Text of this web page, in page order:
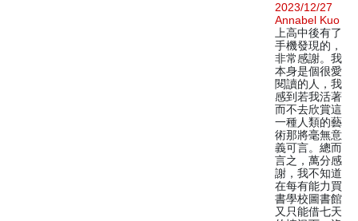
2023/12/27
Annabel Kuo
上高中後有了
手機發現的，
非常感謝。我
本身是個很愛
閱讀的人，我
感到若我活著
而不去欣賞這
一種人類的藝
術那將毫無意
義可言。總而
言之，萬分感
謝，我不知道
在每有能力買
書學校圖書館
又只能借七天